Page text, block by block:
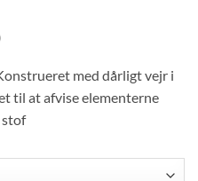
Den
pris
er:
kr. 299.00.
med dårligt vejr i
til at afvise elementerne
stof